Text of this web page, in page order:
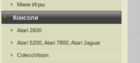
Мини Игры
Консоли
Atari 2600
Atari 5200, Atari 7800, Atari Jaguar
ColecoVision